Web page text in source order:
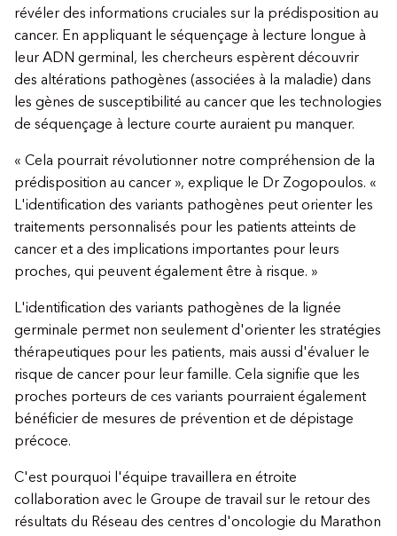
révéler des informations cruciales sur la prédisposition au
cancer. En appliquant le séquençage à lecture longue à
leur ADN germinal, les chercheurs espèrent découvrir
des altérations pathogènes (associées à la maladie) dans
les gènes de susceptibilité au cancer que les technologies
de séquençage à lecture courte auraient pu manquer.
« Cela pourrait révolutionner notre compréhension de la
prédisposition au cancer », explique le Dr Zogopoulos. «
L'identification des variants pathogènes peut orienter les
traitements personnalisés pour les patients atteints de
cancer et a des implications importantes pour leurs
proches, qui peuvent également être à risque. »
L'identification des variants pathogènes de la lignée
germinale permet non seulement d'orienter les stratégies
thérapeutiques pour les patients, mais aussi d'évaluer le
risque de cancer pour leur famille. Cela signifie que les
proches porteurs de ces variants pourraient également
bénéficier de mesures de prévention et de dépistage
précoce.
C'est pourquoi l'équipe travaillera en étroite
collaboration avec le Groupe de travail sur le retour des
résultats du Réseau des centres d'oncologie du Marathon